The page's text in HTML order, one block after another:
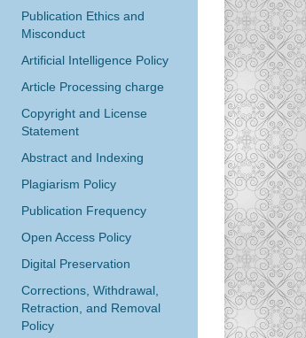
Publication Ethics and
Misconduct
Artificial Intelligence Policy
Article Processing charge
Copyright and License
Statement
Abstract and Indexing
Plagiarism Policy
Publication Frequency
Open Access Policy
Digital Preservation
Corrections, Withdrawal,
Retraction, and Removal
Policy